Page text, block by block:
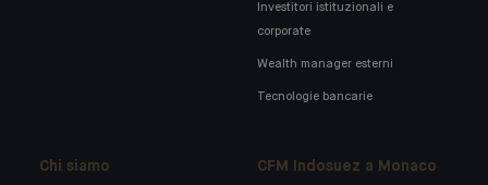
Investitori istituzionali e
corporate
Wealth manager esterni
Tecnologie bancarie
Chi siamo CFM Indosuez a Monaco